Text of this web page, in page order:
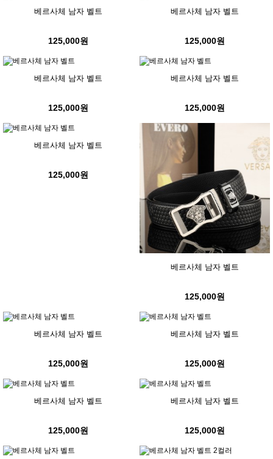
베르사체 남자 벨트
125,000원
베르사체 남자 벨트
125,000원
베르사체 남자 벨트
125,000원
베르사체 남자 벨트
125,000원
베르사체 남자 벨트
125,000원
베르사체 남자 벨트
125,000원
베르사체 남자 벨트
125,000원
베르사체 남자 벨트
125,000원
베르사체 남자 벨트
125,000원
베르사체 남자 벨트
125,000원